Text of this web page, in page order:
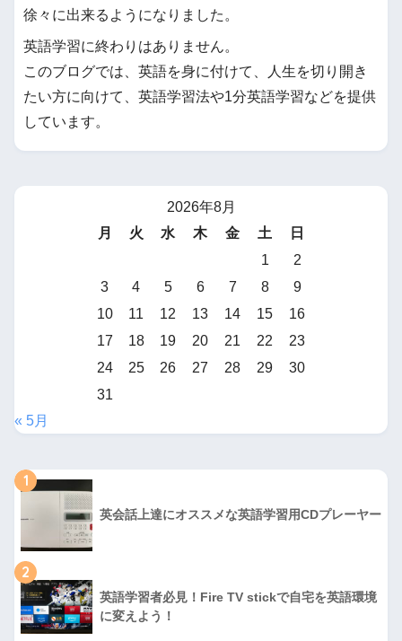
徐々に出来るようになりました。
英語学習に終わりはありません。
このブログでは、英語を身に付けて、人生を切り開き
たい方に向けて、英語学習法や1分英語学習などを提供
しています。
2026年8月
月
火 水 木 金 土
日
1
2
3
4 5 6 7 8
9
10
11 12 13 14 15
16
17
18 19 20 21 22
23
24
25 26 27 28 29
30
31
« 5月
1
英会話上達にオススメな英語学習用CDプレーヤー
2
英語学習者必見！Fire TV stickで自宅を英語環境
に変えよう！